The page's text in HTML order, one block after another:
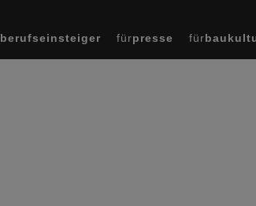
berufseinsteiger fürpresse für